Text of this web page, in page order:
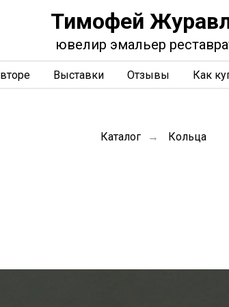
Тимофей
ювелир эмальер
Выставки Отзывы Как
Каталог → Кольца